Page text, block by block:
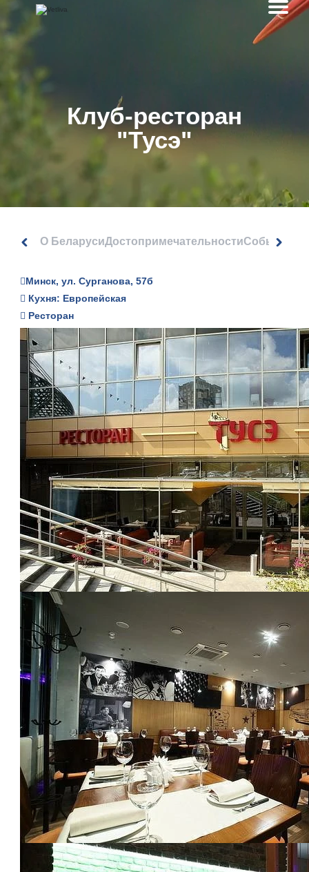
Клуб-ресторан
"Тусэ"
О БеларусиДостопримечательностиСобытия
Минск, ул. Сурганова, 57б
Кухня: Европейская
Ресторан